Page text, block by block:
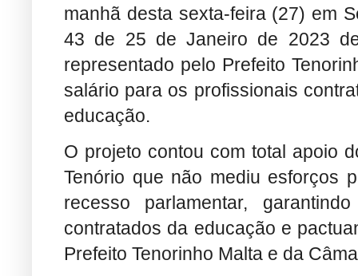
manhã desta sexta-feira (27) em
43 de 25 de Janeiro de 2023
representado pelo Prefeito
salário para os profissionais
educação.
O projeto contou com total apoio
Tenório que não mediu esforços
recesso parlamentar,
contratados da educação e
Prefeito Tenorinho Malta e da